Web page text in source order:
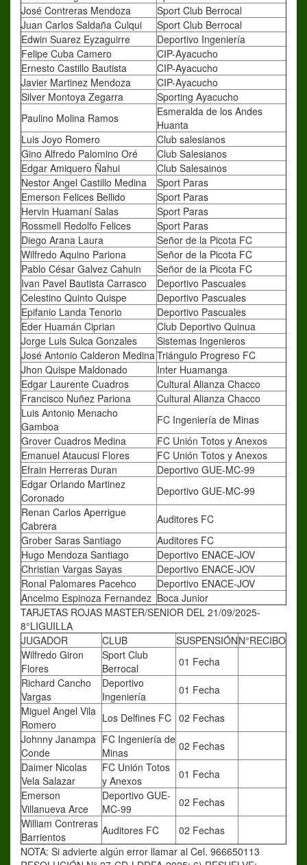
José Contreras Mendoza
Sport Club Berrocal
Juan Carlos Saldaña Culqui
Sport Club Berrocal
Edwin Suarez Eyzaguirre
Deportivo Ingeniería
Felipe Cuba Camero
CIP-Ayacucho
Ernesto Castillo Bautista
CIP-Ayacucho
Javier Martinez Mendoza
CIP-Ayacucho
Silver Montoya Zegarra
Sporting Ayacucho
Paulino Molina Ramos
Esmeralda de los Andes
Huanta
Luis Joyo Romero
Club salesianos
Gino Alfredo Palomino Oré
Club Salesianos
Edgar Amiquero Ñahui
Club Salesainos
Nestor Angel Castillo Medina
Sport Paras
Emerson Felices Bellido
Sport Paras
Hervin Huamaní Salas
Sport Paras
Rossmell Redolfo Felices
Sport Paras
Diego Arana Laura
Señor de la Picota FC
Wilfredo Aquino Pariona
Señor de la Picota FC
Pablo César Galvez Cahuin
Señor de la Picota FC
Ivan Pavel Bautista Carrasco
Deportivo Pascuales
Celestino Quinto Quispe
Deportivo Pascuales
Epifanio Landa Tenorio
Deportivo Pascuales
Eder Huamán Ciprian
Club Deportivo Quinua
Jorge Luis Sulca Gonzales
Sistemas Ingenieros
José Antonio Calderon MedinaTriángulo Progreso FC
Jhon Quispe Maldonado
Inter Huamanga
Edgar Laurente Cuadros
Cultural Alianza Chacco
Francisco Nuñez Pariona
Cultural Alianza Chacco
Luis Antonio Menacho
Gamboa
FC Ingeniería de Minas
Grover Cuadros Medina
FC Unión Totos y Anexos
Emanuel Ataucusi Flores
FC Unión Totos y Anexos
Efrain Herreras Duran
Deportivo GUE-MC-99
Edgar Orlando Martinez
Coronado
Deportivo GUE-MC-99
Renan Carlos Aperrigue
Cabrera
Auditores FC
Grober Saras Santiago
Auditores FC
Hugo Mendoza Santiago
Deportivo ENACE-JOV
Christian Vargas Sayas
Deportivo ENACE-JOV
Ronal Palomares Pacehco
Deportivo ENACE-JOV
Ancelmo Espinoza Fernandez Boca Junior
TARJETAS ROJAS MASTER/SENIOR DEL 21/09/2025-
8°LIGUILLA
JUGADOR
CLUB SUSPENSIÓNN°RECIBO
Wilfredo Giron
Flores
Sport Club
Berrocal
01 Fecha
Richard Cancho
Vargas
Deportivo
Ingeniería
01 Fecha
Miguel Angel Vila
Romero
Los Delfines FC 02 Fechas
Johnny Janampa
Conde
FC Ingeniería de
Minas
02 Fechas
Daimer Nicolas
Vela Salazar
FC Unión Totos
y Anexos
01 Fecha
Emerson
Villanueva Arce
Deportivo GUE-
MC-99
02 Fechas
William Contreras
Barrientos
Auditores FC
02 Fechas
NOTA: Si advierte algún error llamar al Cel. 966650113